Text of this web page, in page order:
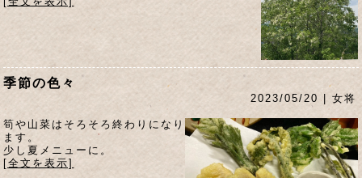
季節の色々
2023/05/20 | 女将
筍や山菜はそろそろ終わりになり
ます。
少し夏メニューに。
[全文を表示]